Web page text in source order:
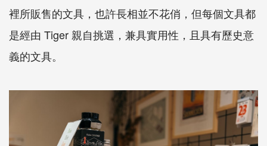
裡所販售的文具，也許長相並不花俏，但每個文具都
是經由 Tiger 親自挑選，兼具實用性，且具有歷史意
義的文具。